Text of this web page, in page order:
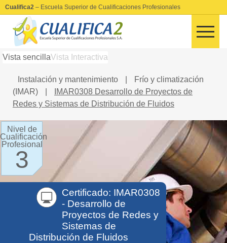
Cualifica2 – Escuela Superior de Cualificaciones Profesionales
Vista sencillaVista Interactiva
Instalación y mantenimiento
Frío y climatización
(IMAR)
IMAR0308 Desarrollo de Proyectos de
Redes y Sistemas de Distribución de Fluidos
Nivel de
Cualificación
Profesional
3
Certificado: IMAR0308
- Desarrollo de
Proyectos de Redes y
Sistemas de
Distribución de Fluidos